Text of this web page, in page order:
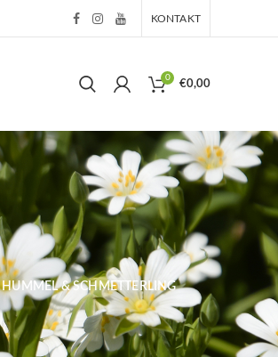
KONTAKT
0
€0,00
& SCHMETTERLING